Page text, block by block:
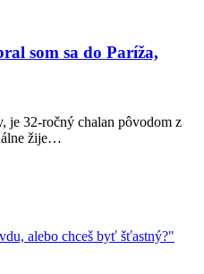
som sa do Paríža,
je 32-ročný chalan pôvodom z
žije…